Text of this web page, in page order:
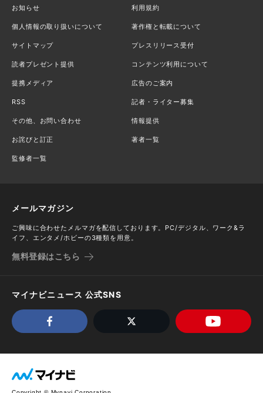
お知らせ 利用規約
個人情報の取り扱いについて 著作権と転載について
サイトマップ プレスリリース受付
読者プレゼント提供 コンテンツ利用について
提携メディア 広告のご案内
RSS 記者・ライター募集
その他、お問い合わせ 情報提供
お詫びと訂正 著者一覧
監修者一覧
メールマガジン
ご興味に合わせたメルマガを配信しております。PC/デジタル、ワーク&ラ
イフ、エンタメ/ホビーの3種類を用意。
無料登録はこちら
マイナビニュース 公式SNS